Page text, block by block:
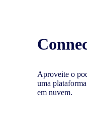
Aproveite o
uma
em nuvem.